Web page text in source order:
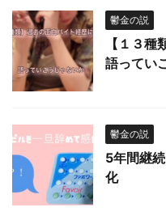
鬱金の説
【１３
語ってい
鬱金の説
5年間継
化